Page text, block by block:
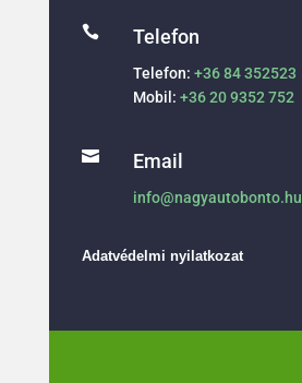
 Telefon
Telefon: +36 84 352523
Mobil: +36 20 9352 752
 Email
info@nagyautobonto.hu
Adatvédelmi nyilatkozat